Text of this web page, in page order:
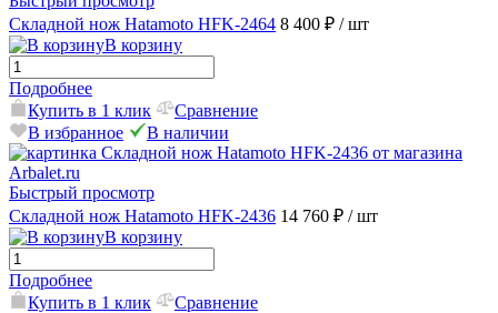
Складной нож Hatamoto HFK-2464 8 400 ₽ / шт
В корзину
Подробнее
Купить в 1 клик
Сравнение
В избранное
В наличии
Быстрый просмотр
Складной нож Hatamoto HFK-2436 14 760 ₽ / шт
В корзину
Подробнее
Купить в 1 клик
Сравнение